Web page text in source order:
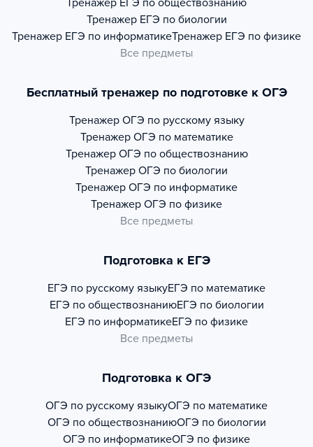
Тренажер ЕГЭ по обществознанию
Тренажер ЕГЭ по биологии
Тренажер ЕГЭ по информатикеТренажер ЕГЭ по физике
Все предметы
Бесплатный тренажер по подготовке к ОГЭ
Тренажер ОГЭ по русскому языку
Тренажер ОГЭ по математике
Тренажер ОГЭ по обществознанию
Тренажер ОГЭ по биологии
Тренажер ОГЭ по информатике
Тренажер ОГЭ по физике
Все предметы
Подготовка к ЕГЭ
ЕГЭ по русскому языкуЕГЭ по математике
ЕГЭ по обществознаниюЕГЭ по биологии
ЕГЭ по информатикеЕГЭ по физике
Все предметы
Подготовка к ОГЭ
ОГЭ по русскому языкуОГЭ по математике
ОГЭ по обществознаниюОГЭ по биологии
ОГЭ по информатикеОГЭ по физике